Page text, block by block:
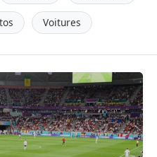
Voitures